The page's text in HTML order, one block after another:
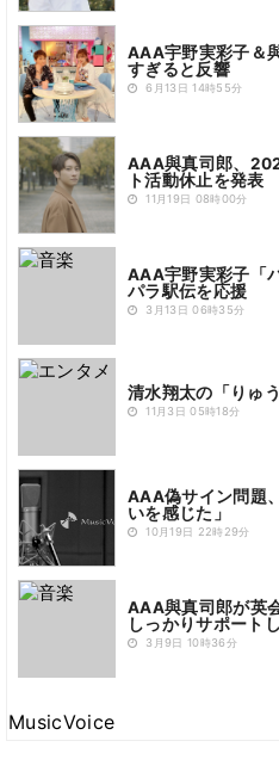
AAA宇野実彩子＆
すぎると反響
6月13日 14時55分
AAA與真司郎、
ト活動休止を発表
11月19日 08時00分
AAA宇野実彩子「
パラ駅伝を応援
3月13日 06時35分
清水翔太の「りゅ
11月3日 05時18分
AAA偽サイン問題
いを感じた」
10月19日 22時29分
AAA與真司郎が英
しっかりサポート
3月9日 10時36分
MusicVoice